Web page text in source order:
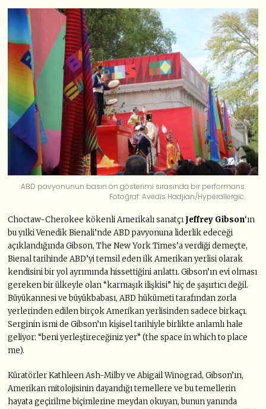
ABD pavyonunun basın ön gösterimi sırasında bir performans.
Fotoğraf: Avedis Hadjian/Hyperallergic.
Choctaw-Cherokee kökenli Amerikalı sanatçı Jeffrey Gibson‘ın
bu yılki Venedik Bienali’nde ABD pavyonuna liderlik edeceği
açıklandığında Gibson, The New York Times’a verdiği demeçte,
Bienal tarihinde ABD’yi temsil eden ilk Amerikan yerlisi olarak
kendisini bir yol ayrımında hissettiğini anlattı. Gibson’ın evi olması
gereken bir ülkeyle olan “karmaşık ilişkisi” hiç de şaşırtıcı değil.
Büyükannesi ve büyükbabası, ABD hükümeti tarafından zorla
yerlerinden edilen birçok Amerikan yerlisinden sadece birkaçı.
Serginin ismi de Gibson’ın kişisel tarihiyle birlikte anlamlı hale
geliyor: “beni yerleştireceğiniz yer” (the space in which to place
me).
Küratörler Kathleen Ash-Milby ve Abigail Winograd, Gibson’ın,
Amerikan mitolojisinin dayandığı temellere ve bu temellerin
hayata geçirilme biçimlerine meydan okuyan, bunun yanında